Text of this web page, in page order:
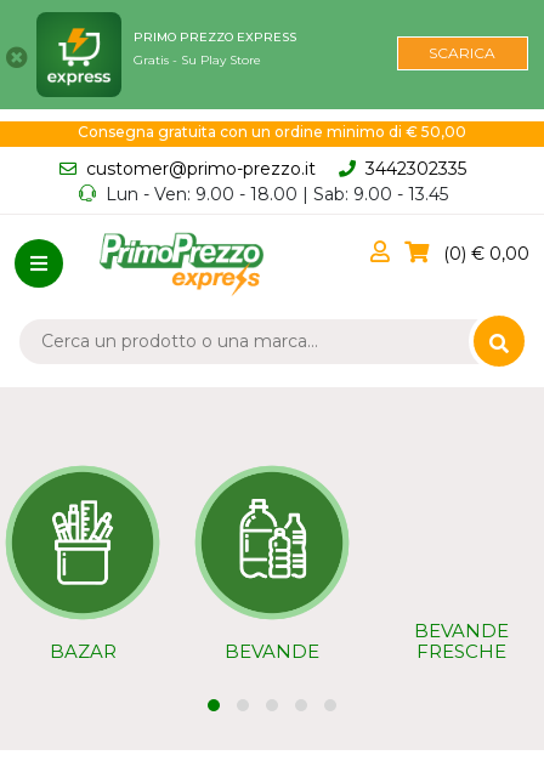
PRIMO PREZZO EXPRESS
Gratis - Su Play Store
SCARICA
Consegna gratuita con un ordine minimo di € 50,00
customer@primo-prezzo.it
3442302335
Lun - Ven: 9.00 - 18.00 | Sab: 9.00 - 13.45
0 0,00
BAZAR BEVANDE
BEVANDE
FRESCHE